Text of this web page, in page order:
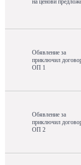
на ценови
Обявление за
приключил
ОП 1
Обявление за
приключил
ОП 2